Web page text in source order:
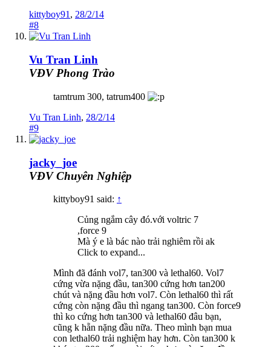
kittyboy91 , 28/2/14
#8
Vu Tran Linh
VĐV Phong Trào
tamtrum 300, tatrum400
Vu Tran Linh, 28/2/14
#9
jacky_joe
VĐV Chuyên Nghiệp
kittyboy91 said: ↑
Củng ngắm cây đó.với voltric 7
,force 9
Mà ý e là bác nào trải nghiêm rồi ak
Click to expand...
Mình đã đánh vol7, tan300 và lethal60. Vol7
cứng vừa nặng đầu, tan300 cứng hơn tan200
chút và nặng đầu hơn vol7. Còn lethal60 thì rất
cứng còn nặng đầu thì ngang tan300. Còn force9
thì ko cứng hơn tan300 và lethal60 đâu bạn,
cũng k hẵn nặng đầu nữa. Theo mình bạn mua
con lethal60 trải nghiệm hay hơn. Còn tan300 k